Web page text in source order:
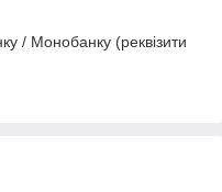
/ Монобанку (реквізити